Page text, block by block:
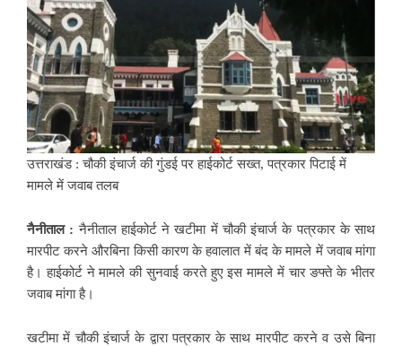
उत्तराखंड : चौकी इंचार्ज की गुंडई पर हाईकोर्ट सख्त, पत्रकार पिटाई में
मामले में जवाब तलब
नैनीताल : नैनीताल हाईकोर्ट ने खटीमा में चौकी इंचार्ज के पत्रकार के साथ
मारपीट करने औरबिना किसी कारण के हवालात में बंद के मामले में जवाब मांगा
है। हाईकोर्ट ने मामले की सुनवाई करते हुए इस मामले में चार ङफ्ते के भीतर
जवाब मांगा है।
खटीमा में चौकी इंचार्ज के द्वारा पत्रकार के साथ मारपीट करने व उसे बिना